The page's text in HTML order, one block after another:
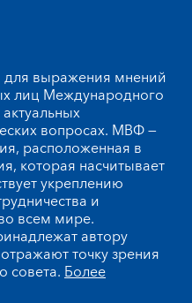
выражения мнений
лиц Международного
вопросах. МВФ —
расположенная в
которая насчитывает
укреплению
и
всем мире.
автору
точку зрения
совета.Более